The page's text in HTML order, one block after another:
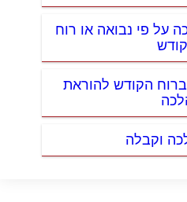
על פי נבואה או רוח
הקודש להוראת
וקבלה